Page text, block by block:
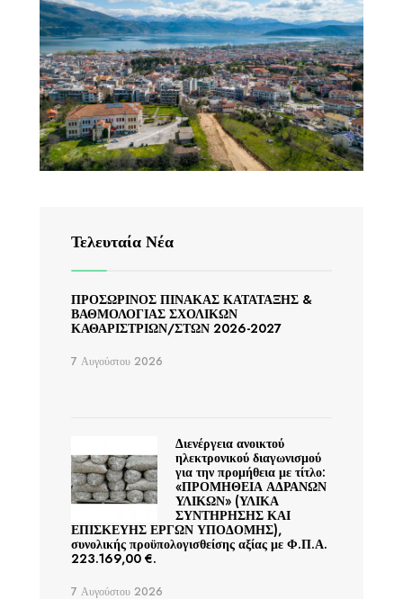
Τελευταία Νέα
ΠΡΟΣΩΡΙΝΟΣ ΠΙΝΑΚΑΣ ΚΑΤΑΤΑΞΗΣ &
ΒΑΘΜΟΛΟΓΙΑΣ ΣΧΟΛΙΚΩΝ
ΚΑΘΑΡΙΣΤΡΙΩΝ/ΣΤΩΝ 2026-2027
7 Αυγούστου 2026
Διενέργεια ανοικτού
ηλεκτρονικού διαγωνισμού
για την προμήθεια με τίτλο:
«ΠΡΟΜΗΘΕΙΑ ΑΔΡΑΝΩΝ
ΥΛΙΚΩΝ» (ΥΛΙΚΑ
ΣΥΝΤΗΡΗΣΗΣ ΚΑΙ
ΕΠΙΣΚΕΥΗΣ ΕΡΓΩΝ ΥΠΟΔΟΜΗΣ),
συνολικής προϋπολογισθείσης αξίας με Φ.Π.Α.
223.169,00 €.
7 Αυγούστου 2026